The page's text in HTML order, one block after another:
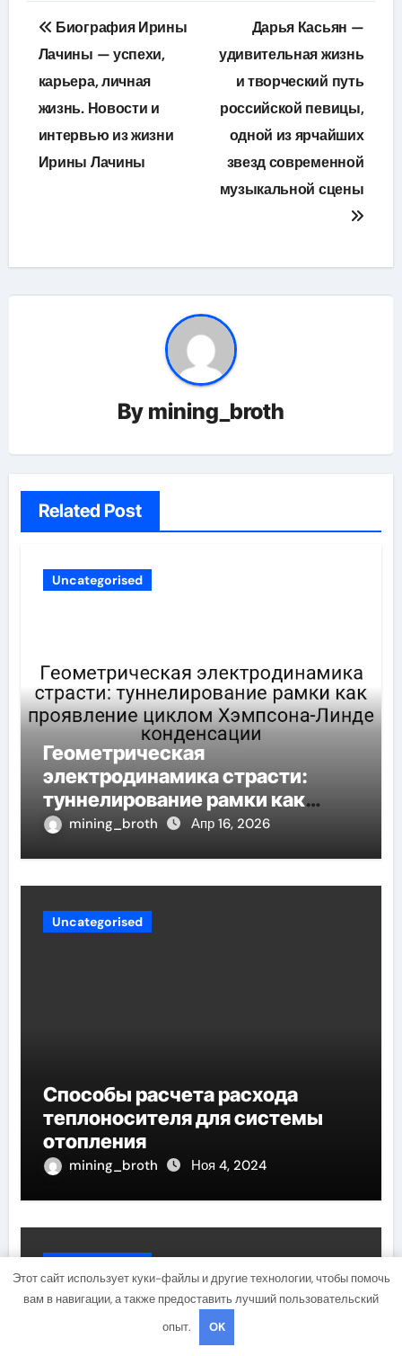
Навигация
по
записям
Биография Ирины
Лачины — успехи,
карьера, личная
жизнь. Новости и
интервью из жизни
Ирины Лачины
Дарья Касьян —
удивительная жизнь
и творческий путь
российской певицы,
одной из ярчайших
звезд современной
музыкальной сцены
By mining_broth
Related Post
Uncategorised
Геометрическая
электродинамика страсти:
туннелирование рамки как
проявление циклом Хэмпсона-
mining_broth Апр 16, 2026
Uncategorised
Способы расчета расхода
теплоносителя для системы
отопления
mining_broth Ноя 4, 2024
Этот сайт использует куки-файлы и другие технологии, чтобы помочь
вам в навигации, а также предоставить лучший пользовательский
опыт.
OK